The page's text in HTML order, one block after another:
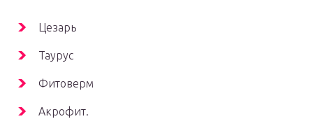
Цезарь
Таурус
Фитоверм
Акрофит.